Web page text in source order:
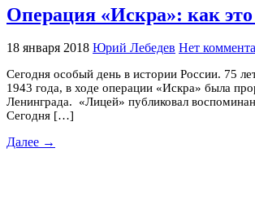
Операция «Искра»: как
18 января 2018 Юрий Лебедев Нет
Сегодня особый день в истории России. 75
1943 года, в ходе операции «Искра» была
Ленинграда. «Лицей» публиковал
Сегодня […]
Далее →